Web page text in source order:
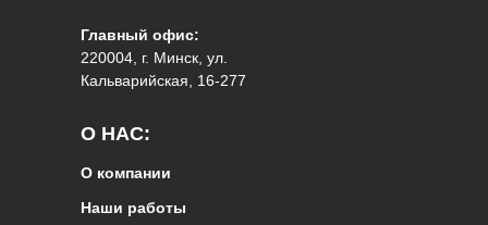
Главный офис:
220004, г. Минск, ул.
Кальварийская, 16-277
О компании
Наши работы
О НАС: